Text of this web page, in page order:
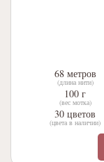
68 метров
(длина нити)
100 г
(вес мотка)
30 цветов
(цвета в наличии)